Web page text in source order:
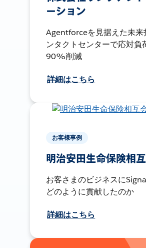
ーション
Agentforceを見据えた未来
ンタクトセンターで応対負
90%削減
詳細はこちら
お客様事例
明治安田生命保険相
お客さまのビジネスに
どのように貢献したのか
詳細はこちら